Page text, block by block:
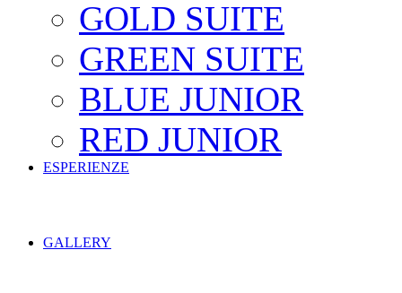
GOLD SUITE
GREEN SUITE
BLUE JUNIOR
RED JUNIOR
ESPERIENZE
GALLERY